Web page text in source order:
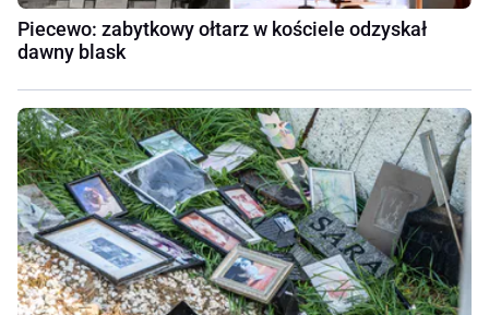
Piecewo: zabytkowy ołtarz w kościele odzyskał
dawny blask